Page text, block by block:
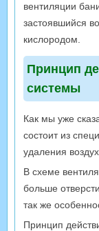
вентиляции
застоявшийся
кислородом.
Принцип
системы
Как мы уже
состоит из
удаления
В схеме
больше
так же
Принцип